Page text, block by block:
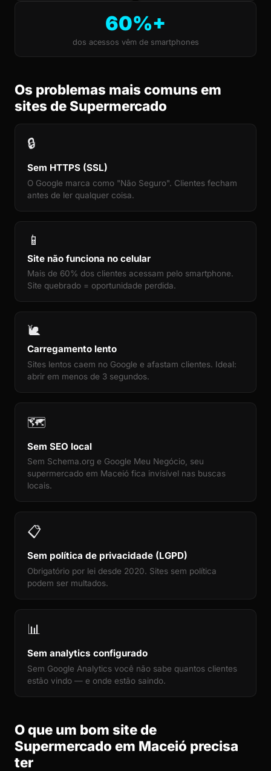
60%+
dos acessos vêm de smartphones
Os problemas mais comuns em
sites de Supermercado
🔒
Sem HTTPS (SSL)
O Google marca como "Não Seguro". Clientes fecham
antes de ler qualquer coisa.
📱
Site não funciona no celular
Mais de 60% dos clientes acessam pelo smartphone.
Site quebrado = oportunidade perdida.
🐌
Carregamento lento
Sites lentos caem no Google e afastam clientes. Ideal:
abrir em menos de 3 segundos.
🗺️
Sem SEO local
Sem Schema.org e Google Meu Negócio, seu
supermercado em Maceió fica invisível nas buscas
locais.
📋
Sem política de privacidade (LGPD)
Obrigatório por lei desde 2020. Sites sem política
podem ser multados.
📊
Sem analytics configurado
Sem Google Analytics você não sabe quantos clientes
estão vindo — e onde estão saindo.
O que um bom site de
Supermercado em Maceió precisa
ter